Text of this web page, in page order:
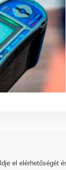
el elérhetőségét